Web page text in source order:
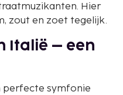
Hier
zout en zoet tegelijk.
Italië – een
perfecte symfonie